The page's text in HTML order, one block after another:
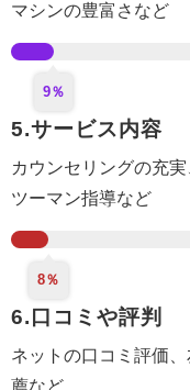
マシンの豊富さなど
9％
5.サービス内容
カウンセリングの充実
ツーマン指導など
8％
6.口コミや評判
ネットの口コミ評価、
薦など